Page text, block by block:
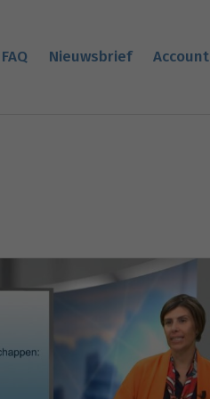
FAQ Nieuwsbrief Account